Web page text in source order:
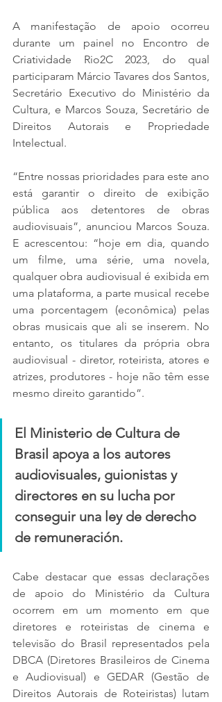
A manifestação de apoio ocorreu
durante um painel no Encontro de
Criatividade Rio2C 2023, do qual
participaram Márcio Tavares dos Santos,
Secretário Executivo do Ministério da
Cultura, e Marcos Souza, Secretário de
Direitos Autorais e Propriedade
Intelectual.
“Entre nossas prioridades para este ano
está garantir o direito de exibição
pública aos detentores de obras
audiovisuais”, anunciou Marcos Souza.
E acrescentou: “hoje em dia, quando
um filme, uma série, uma novela,
qualquer obra audiovisual é exibida em
uma plataforma, a parte musical recebe
uma porcentagem (econômica) pelas
obras musicais que ali se inserem. No
entanto, os titulares da própria obra
audiovisual - diretor, roteirista, atores e
atrizes, produtores - hoje não têm esse
mesmo direito garantido”.
El Ministerio de Cultura de
Brasil apoya a los autores
audiovisuales, guionistas y
directores en su lucha por
conseguir una ley de derecho
de remuneración.
Cabe destacar que essas declarações
de apoio do Ministério da Cultura
ocorrem em um momento em que
diretores e roteiristas de cinema e
televisão do Brasil representados pela
DBCA (Diretores Brasileiros de Cinema
e Audiovisual) e GEDAR (Gestão de
Direitos Autorais de Roteiristas) lutam